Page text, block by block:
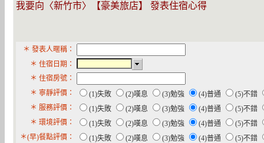
我要向〈新竹市〉【豪美旅店】 發表住宿心得
＊ 發表人暱稱：
＊ 住宿日期：
＊ 住宿房號：
＊ 寧靜評價：
(1)失敗 (2)嘆息 (3)勉強 (4)普通
(5)不錯
＊ 服務評價：
(1)失敗 (2)嘆息 (3)勉強 (4)普通
(5)不錯
＊ 環境評價：
(1)失敗 (2)嘆息 (3)勉強 (4)普通
(5)不錯
＊(早)餐點評價：
(1)失敗 (2)嘆息 (3)勉強 (4)普通
(5)不錯